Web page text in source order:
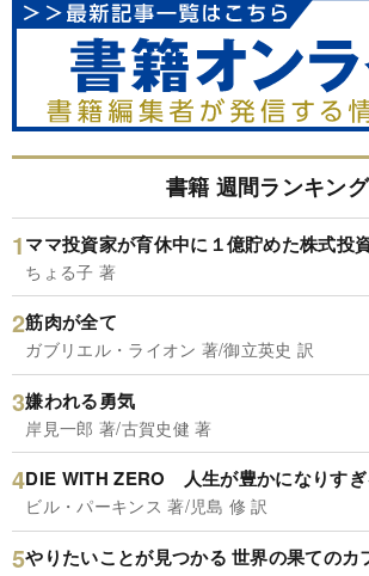
書籍 週間ランキング
ママ投資家が育休中に１億貯めた株式投
ちょる子 著
筋肉が全て
ガブリエル・ライオン 著/御立英史 訳
嫌われる勇気
岸見一郎 著/古賀史健 著
DIE WITH ZERO 人生が豊かになりす
ビル・パーキンス 著/児島 修 訳
やりたいことが見つかる 世界の果てのカ